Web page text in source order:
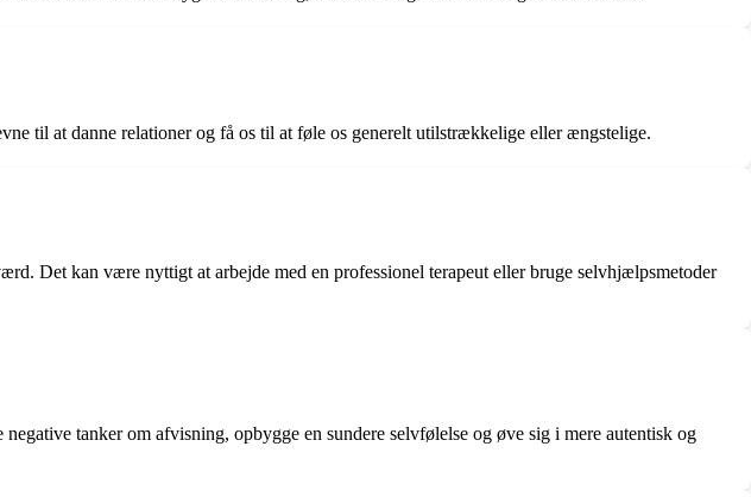
til at danne relationer og få os til at føle os generelt utilstrækkelige eller ængstelige.
Det kan være nyttigt at arbejde med en professionel terapeut eller bruge selvhjælpsmetoder
tanker om afvisning, opbygge en sundere selvfølelse og øve sig i mere autentisk og